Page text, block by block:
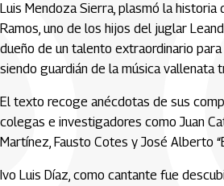
Luis Mendoza Sierra, plasmó la historia
Ramos, uno de los hijos del juglar
dueño de un talento extraordinario
siendo guardián de la música vallenata
El texto recoge anécdotas de sus
colegas e investigadores como Juan
Martínez, Fausto Cotes y José Alberto
Ivo Luis Díaz, como cantante fue